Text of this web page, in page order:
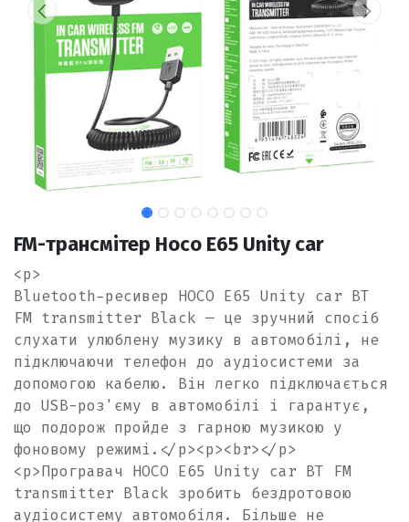
FM-трансмітер Hoco E65 Unity car
<p>
Bluetooth-ресивер HOCO E65 Unity car BT
FM transmitter Black ─ це зручний спосіб
слухати улюблену музику в автомобілі, не
підключаючи телефон до аудіосистеми за
допомогою кабелю. Він легко підключається
до USB-роз'єму в автомобілі і гарантує,
що подорож пройде з гарною музикою у
фоновому режимі.</p><p><br></p>
<p>Програвач HOCO E65 Unity car BT FM
transmitter Black зробить бездротовою
аудіосистему автомобіля. Більше не